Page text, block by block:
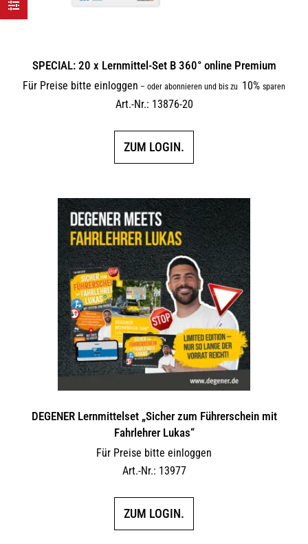
SPECIAL: 20 x Lernmittel-Set B 360° online Premium
Für Preise bitte einloggen – oder abonnieren und bis zu 10% sparen
Art.-Nr.: 13876-20
ZUM LOGIN.
DEGENER Lernmittelset „Sicher zum Führerschein mit
Fahrlehrer Lukas“
Für Preise bitte einloggen
Art.-Nr.: 13977
ZUM LOGIN.